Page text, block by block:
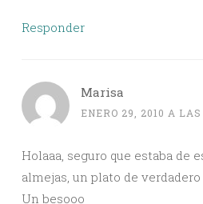
Responder
Marisa
ENERO 29, 2010 A
Holaaa, seguro que estaba de
almejas, un plato de verdadero
Un besooo